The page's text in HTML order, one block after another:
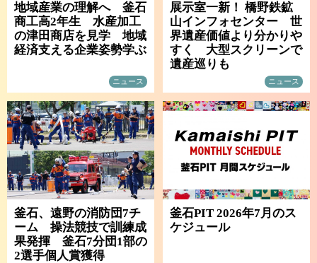
地域産業の理解へ 釜石
商工高2年生 水産加工
の津田商店を見学 地域
経済支える企業姿勢学ぶ
ニュース
展示室一新！ 橋野鉄鉱
山インフォセンター 世
界遺産価値より分かりや
すく 大型スクリーンで
遺産巡りも
ニュース
釜石、遠野の消防団7チ
ーム 操法競技で訓練成
果発揮 釜石7分団1部の
2選手個人賞獲得
釜石PIT 2026年7月のス
ケジュール